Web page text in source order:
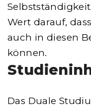
Wert darauf,
auch in diesen
können.
Das Duale